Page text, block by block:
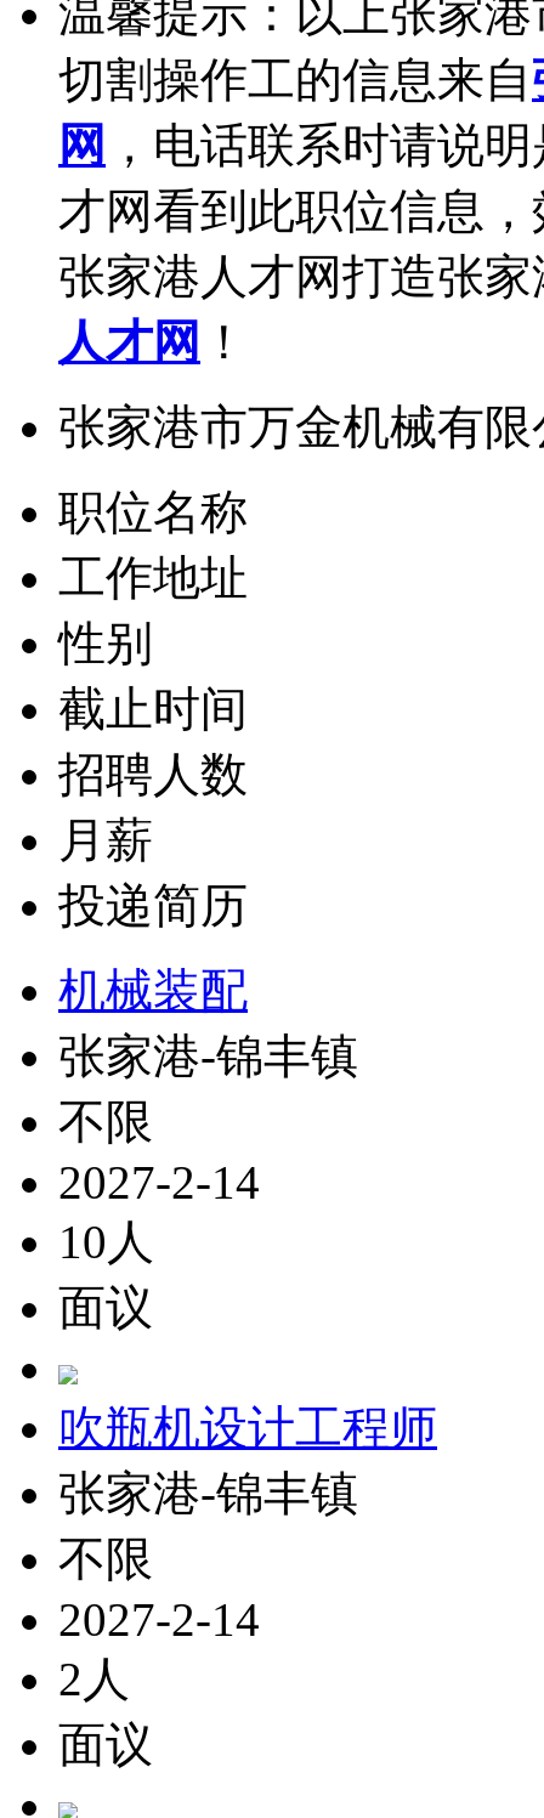
温馨提示：以上张家
切割操作工的信息来自
网 ，电话联系时请说
才网看到此职位信息
张家港人才网打造张
人才网 ！
张家港市万金机械有
职位名称
工作地址
性别
截止时间
招聘人数
月薪
投递简历
机械装配
张家港-锦丰镇
不限
2027-2-14
10人
面议
吹瓶机设计工程师
张家港-锦丰镇
不限
2027-2-14
2人
面议